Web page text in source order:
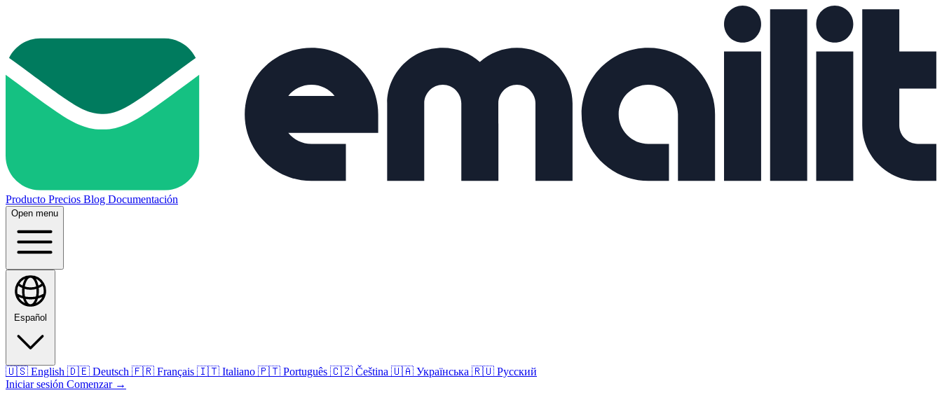
Producto Precios Blog Documentación
Open menu
Español
🇺🇸 English 🇩🇪 Deutsch 🇫🇷 Français 🇮🇹 Italiano 🇵🇹 Português 🇨🇿 Čeština 🇺🇦 Українська 🇷🇺 Русский
Iniciar sesión Comenzar →